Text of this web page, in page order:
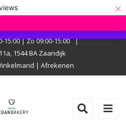
×
15:00 | Zo 09:00-15:00 |
1544 BA Zaandijk
| Afrekenen
er niet online worden besteld. Onze
en laat je verrassen!